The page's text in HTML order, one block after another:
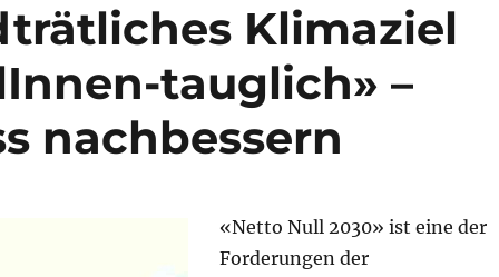
Klimaziel
tauglich» –
nachbessern
«Netto Null 2030» ist eine der
Forderungen der